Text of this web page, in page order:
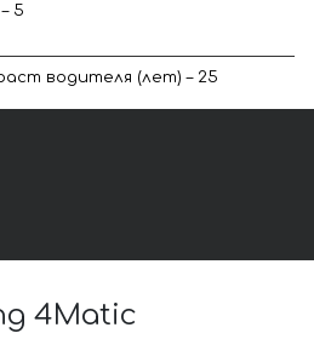
5
водителя (лет) – 25
4Matic